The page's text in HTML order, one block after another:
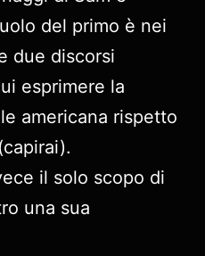
del primo è nei
due discorsi
esprimere la
americana rispetto
il solo scopo di
una sua